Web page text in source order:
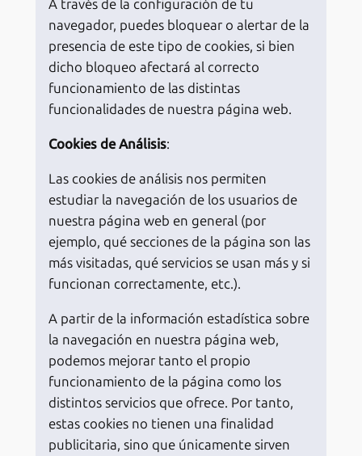
A través de la configuración de tu
navegador, puedes bloquear o alertar de la
presencia de este tipo de cookies, si bien
dicho bloqueo afectará al correcto
funcionamiento de las distintas
funcionalidades de nuestra página web.
Cookies de Análisis:
Las cookies de análisis nos permiten
estudiar la navegación de los usuarios de
nuestra página web en general (por
ejemplo, qué secciones de la página son las
más visitadas, qué servicios se usan más y si
funcionan correctamente, etc.).
A partir de la información estadística sobre
la navegación en nuestra página web,
podemos mejorar tanto el propio
funcionamiento de la página como los
distintos servicios que ofrece. Por tanto,
estas cookies no tienen una finalidad
publicitaria, sino que únicamente sirven